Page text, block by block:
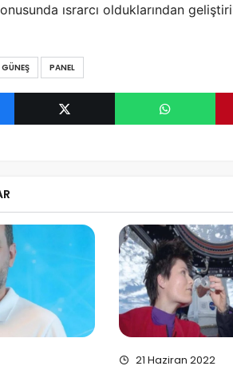
ısrarcı olduklarından
GÜNEŞ PANEL
21 Haziran 2022